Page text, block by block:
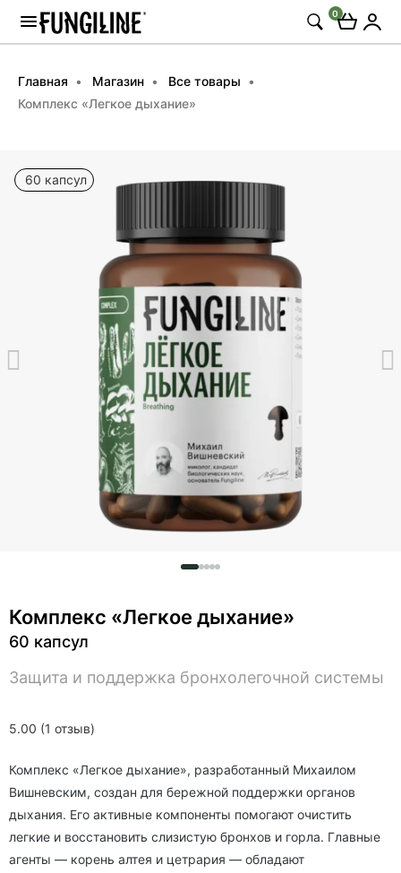
0
Главная Магазин
Все товары
Комплекс «Легкое дыхание»
60 капсул
5.00 (1 отзыв)
Комплекс «Легкое дыхание»
60 капсул
Защита и поддержка бронхолегочной системы
Комплекс «Легкое дыхание», разработанный Михаилом
Вишневским, создан для бережной поддержки органов
дыхания. Его активные компоненты помогают очистить
легкие и восстановить слизистую бронхов и горла. Главные
агенты — корень алтея и цетрария — обладают